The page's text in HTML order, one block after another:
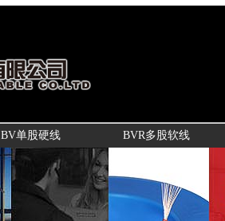
BV单股硬线 BVR多股软线